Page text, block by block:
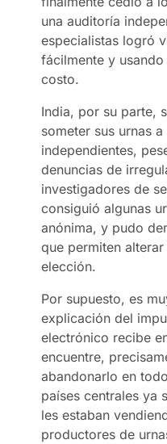
una auditoría
especialistas logró
fácilmente y
costo.
India, por su parte,
someter sus urnas
independientes,
denuncias de
investigadores de
consiguió algunas
anónima, y pudo
que permiten
elección.
Por supuesto, es
explicación del
electrónico recibe
encuentre,
abandonarlo en
países centrales ya
les estaban
productores de